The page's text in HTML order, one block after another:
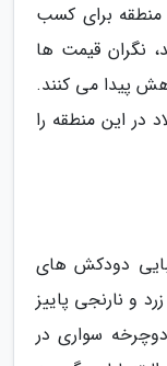
منطقه برای کسب
نگران قیمت ها
پیدا می کنند.
در این منطقه را
دودکش های
و نارنجی پاییز
سواری در